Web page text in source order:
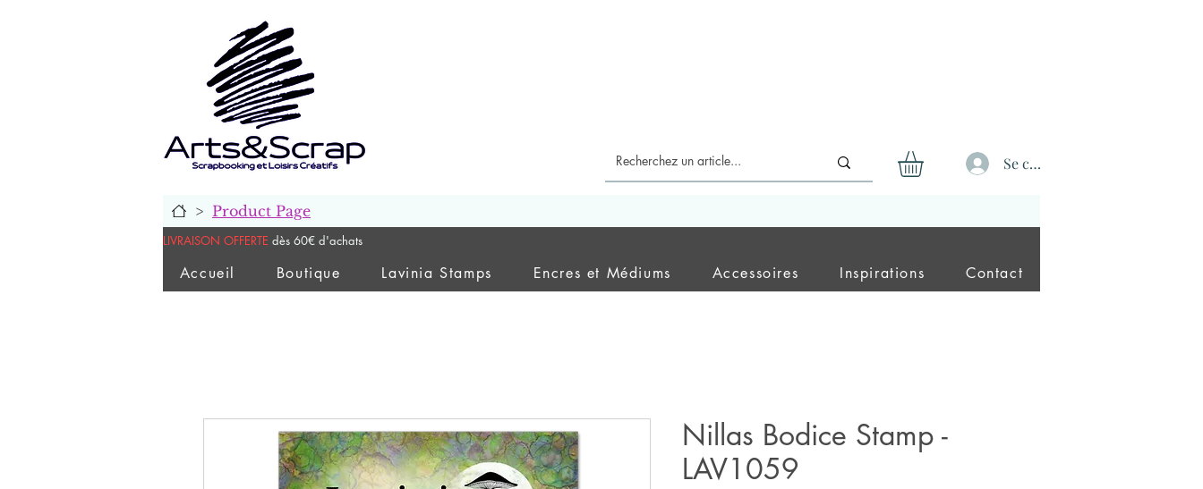
Se connecter
> Product Page
LIVRAISON OFFERTE dès 60€ d'achats
Accueil Boutique Lavinia Stamps Encres et Médiums Accessoires Inspirations Contact
Nillas Bodice Stamp -
LAV1059